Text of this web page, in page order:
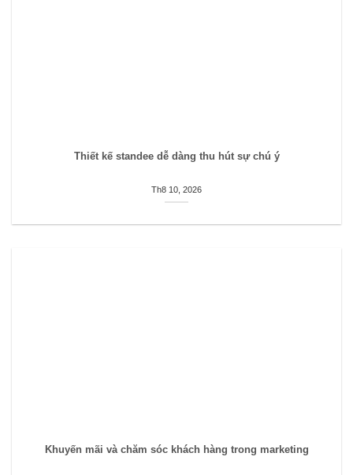
Thiết kế standee dễ dàng thu hút sự chú ý
Th8 10, 2026
Khuyến mãi và chăm sóc khách hàng trong marketing